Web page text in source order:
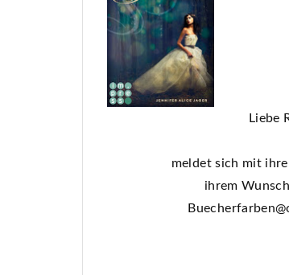
Liebe
meldet sich mit
ihrem